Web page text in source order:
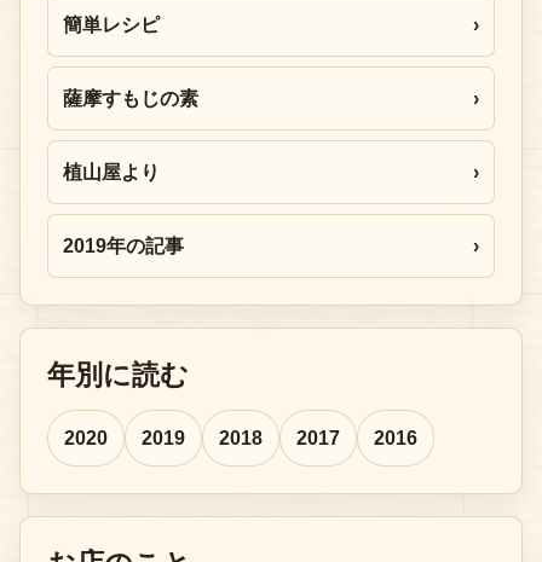
簡単レシピ ›
薩摩すもじの素 ›
植山屋より ›
2019年の記事 ›
年別に読む
2020 2019 2018 2017 2016